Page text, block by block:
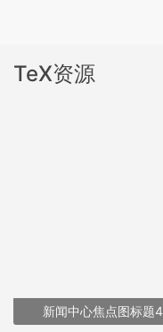
TeX资源
新闻中心焦点图标题4